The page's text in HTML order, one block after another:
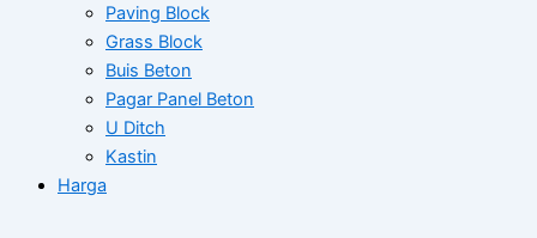
Paving Block
Grass Block
Buis Beton
Pagar Panel Beton
U Ditch
Kastin
Harga